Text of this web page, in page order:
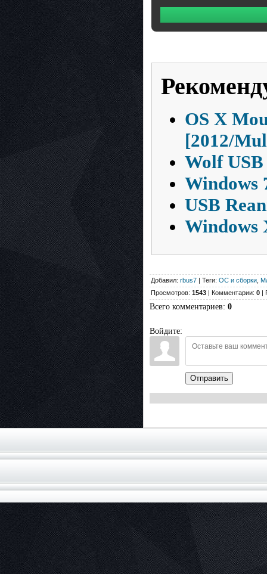
OS X
[2012/
Wolf
Windows
USB
Windows
Добавил: rbus7 | Теги: ОС и сборки
Просмотров: 1543 | Комментарии: 0 |
Всего комментариев: 0
Войдите:
Отправить